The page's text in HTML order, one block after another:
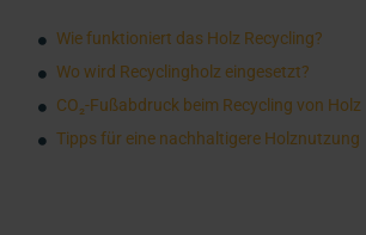
Wie funktioniert das Holz Recycling?
Wo wird Recyclingholz eingesetzt?
CO₂-Fußabdruck beim Recycling von Holz
Tipps für eine nachhaltigere Holznutzung